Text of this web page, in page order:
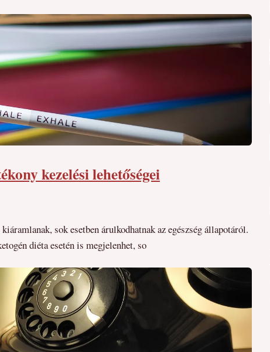
kezelési lehetőségei
sok esetben árulkodhatnak az egészség állapotáról.
diéta esetén is megjelenhet, so